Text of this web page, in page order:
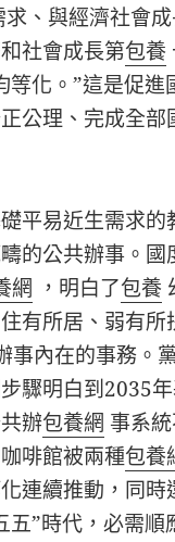
、與經濟社會
社會成長第包養
化。”這是促進
公理、完成全部
平易近生需求的
的公共辦事。國
網 ，明白了包養
有所居、弱有所
事內在的事務。
驟明白到2035
辦包養網 事系
啡館被兩種包養
連續推動，同時
”時代，必需順